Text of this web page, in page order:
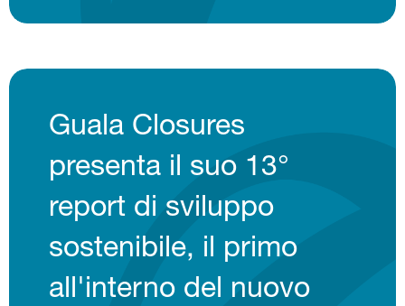
Guala Closures
presenta il suo 13°
report di sviluppo
sostenibile, il primo
all'interno del nuovo